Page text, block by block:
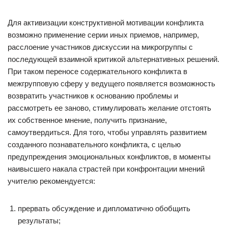
Для активизации конструктивной мотивации конфликта
возможно применение серии иных приемов, например,
расслоение участников дискуссии на микрогруппы с
последующей взаимной критикой альтернативных решений.
При таком переносе содержательного конфликта в
межгрупповую сферу у ведущего появляется возможность
возвратить участников к основанию проблемы и
рассмотреть ее заново, стимулировать желание отстоять
их собственное мнение, получить признание,
самоутвердиться. Для того, чтобы управлять развитием
созданного познавательного конфликта, с целью
предупреждения эмоциональных конфликтов, в моменты
наивысшего накала страстей при конфронтации мнений
учителю рекомендуется:
прервать обсуждение и дипломатично обобщить
результаты;